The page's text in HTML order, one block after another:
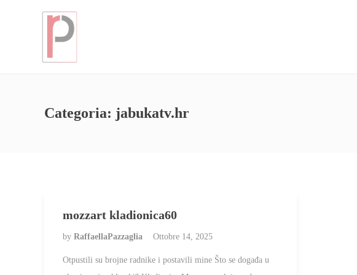
Categoria: jabukatv.hr
mozzart kladionica60
by RaffaellaPazzaglia Ottobre 14, 2025
Otpustili su brojne radnike i postavili mine Što se događa u